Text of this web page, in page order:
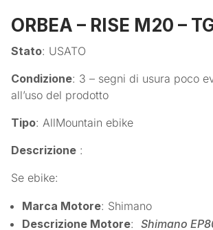
ORBEA – RISE M20 –
Stato: USATO
Condizione: 3 – segni di usura poco
all’uso del prodotto
Tipo: AllMountain ebike
Descrizione :
Se ebike:
Marca Motore: Shimano
Descrizione Motore:Shimano